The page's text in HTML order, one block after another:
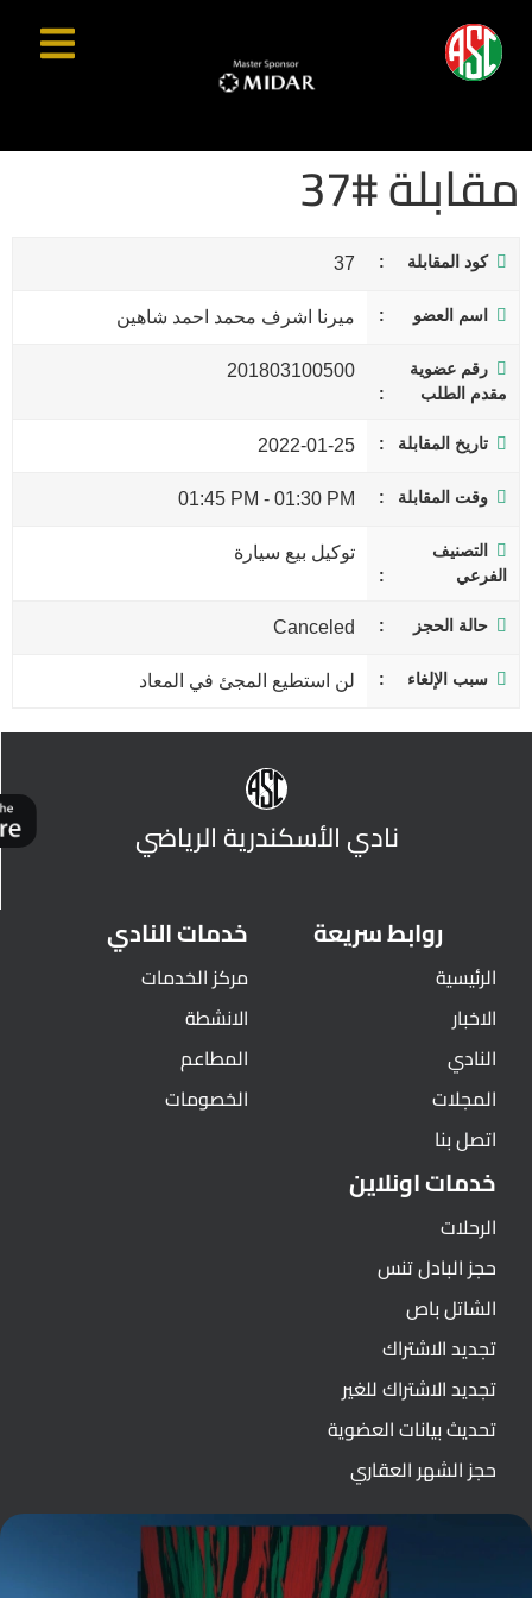
مقابلة #37
كود المقابلة 37
اسم العضو ميرنا اشرف محمد احمد شاهين
رقم عضوية
مقدم الطلب
201803100500
تاريخ المقابلة 2022-01-25
وقت المقابلة 01:30 PM
-
01:45 PM
التصنيف
الفرعي
توكيل بيع سيارة
حالة الحجز Canceled
سبب الإلغاء لن استطيع المجئ في المعاد
نادي الأسكندرية الرياضي
روابط سريعة
الرئيسية
الاخبار
النادي
المجلات
اتصل بنا
خدمات النادي
مركز الخدمات
الانشطة
المطاعم
الخصومات
خدمات اونلاين
الرحلات
حجز البادل تنس
الشاتل باص
تجديد الاشتراك
تجديد الاشتراك للغير
تحديث بيانات العضوية
حجز الشهر العقاري